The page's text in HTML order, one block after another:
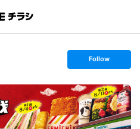
s
t
o
l
l
o
w
Follow